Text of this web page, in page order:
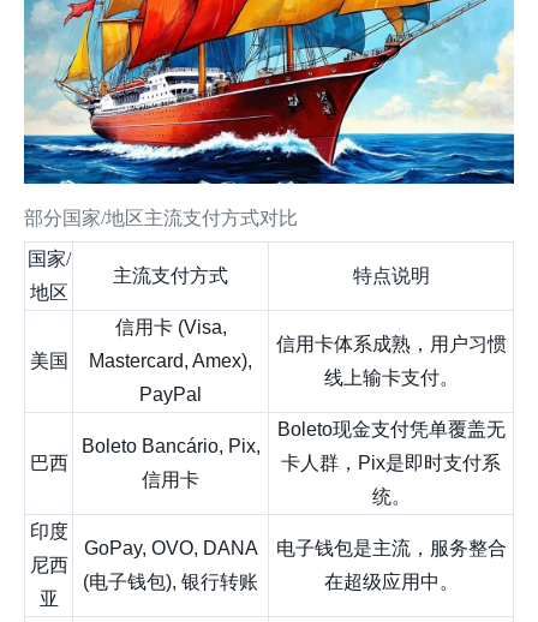
部分国家/地区主流支付方式对比
国家/
地区
主流支付方式 特点说明
美国
信用卡 (Visa,
Mastercard, Amex),
PayPal
信用卡体系成熟，用户习惯
线上输卡支付。
巴西
Boleto Bancário, Pix,
信用卡
Boleto现金支付凭单覆盖无
卡人群，Pix是即时支付系
统。
印度
尼西
亚
GoPay, OVO, DANA
(电子钱包), 银行转账
电子钱包是主流，服务整合
在超级应用中。